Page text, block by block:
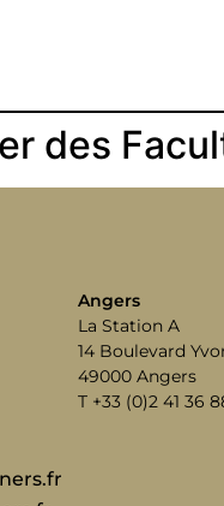
des
Angers
La Station A
14 Boulevard
49000 Angers
T +33 (0)2 41 36